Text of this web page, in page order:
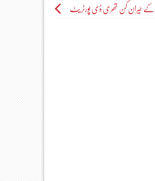
کے حیران کن تھری ڈی پورٹریٹ